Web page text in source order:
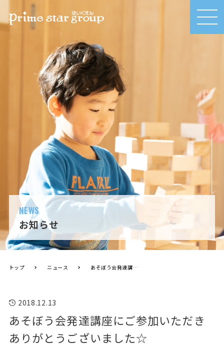
MEN
U
NEWS
お知らせ
トップ ニュース あそぼう会発達講座にご参加いただきありがとうございました☆
2018.12.13
あそぼう会発達講座にご参加いただき
ありがとうございました☆